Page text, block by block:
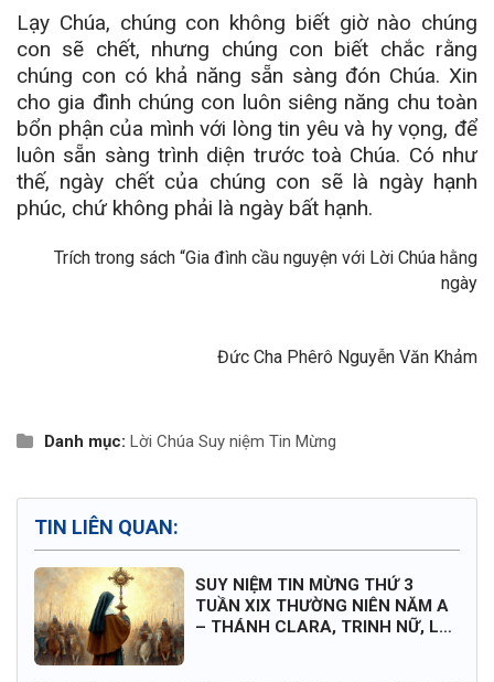
Lạy Chúa, chúng con không biết giờ nào chúng
con sẽ chết, nhưng chúng con biết chắc rằng
chúng con có khả năng sẵn sàng đón Chúa. Xin
cho gia đình chúng con luôn siêng năng chu toàn
bổn phận của mình với lòng tin yêu và hy vọng, để
luôn sẵn sàng trình diện trước toà Chúa. Có như
thế, ngày chết của chúng con sẽ là ngày hạnh
phúc, chứ không phải là ngày bất hạnh.
Trích trong sách “Gia đình cầu nguyện với Lời Chúa hằng
ngày
Đức Cha Phêrô Nguyễn Văn Khảm
Danh mục: Lời Chúa Suy niệm Tin Mừng
TIN LIÊN QUAN:
SUY NIỆM TIN MỪNG THỨ 3
TUẦN XIX THƯỜNG NIÊN NĂM A
– THÁNH CLARA, TRINH NỮ, LỄ